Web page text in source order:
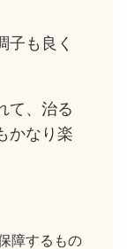
子も良く
て、治る
かなり楽
障するもの